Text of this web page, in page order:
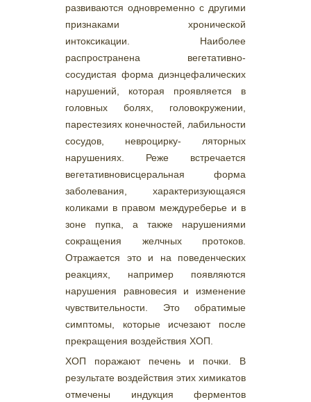
развиваются одновременно с другими
признаками хронической
интоксикации. Наиболее
распространена вегетативно-
сосудистая форма диэнцефалических
нарушений, которая проявляется в
головных болях, головокружении,
парестезиях конечностей, лабильности
сосудов, невроцирку- ляторных
нарушениях. Реже встречается
вегетативновисцеральная форма
заболевания, характеризующаяся
коликами в правом междуреберье и в
зоне пупка, а также нарушениями
сокращения желчных протоков.
Отражается это и на поведенческих
реакциях, например появляются
нарушения равновесия и изменение
чувствительности. Это обратимые
симптомы, которые исчезают после
прекращения воздействия ХОП.
ХОП поражают печень и почки. В
результате воздействия этих химикатов
отмечены индукция ферментов